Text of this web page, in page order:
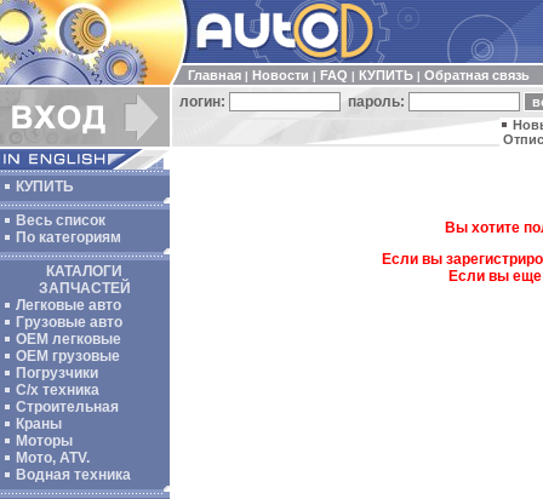
Главная Новости FAQ КУПИТЬ Обратная связь
логин: пароль:
КУПИТЬ
Весь список
По категориям
КАТАЛОГИ
ЗАПЧАСТЕЙ
Легковые авто
Грузовые авто
ОЕМ легковые
OEM грузовые
Погрузчики
С/х техника
Строительная
Краны
Моторы
Мото, ATV.
Водная техника
Вы хотите
Если вы
Если вы еще